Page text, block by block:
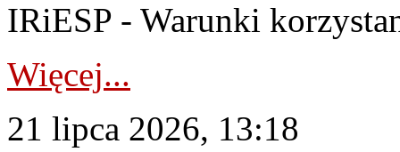
IRiESP - Warunki
Więcej...
21 lipca 2026, 13:18